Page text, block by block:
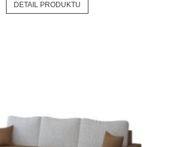
DETAIL PRODUKTU